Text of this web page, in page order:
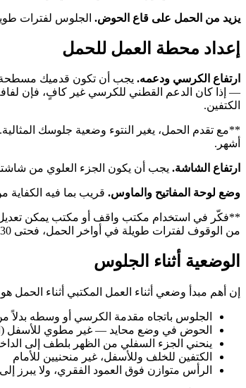
يزيد من الحمل على قاع الحوض. الجلوس لفترات
إعداد محطة العمل للحمل
ارتفاع الكرسي ودعمه.
— إذا كان الدعم القطني للكرسي غير كافٍ، فإن
الكتفين.
**مع تقدم الحمل، يغير النتوء وضعية جلوسك
أشهر.
ارتفاع الشاشة. يجب أن يكون الجزء العلوي من
وضع لوحة المفاتيح والماوس. قريب بما فيه الكفاية
**فكّر في استخدام مكتب واقف أو مكتب يمكن تعديل
من الوقوف لفترات طويلة في أواخر الحمل، فحتى 30 دقيقة من الوقوف مقسمة على مدار اليوم تقلل من عبء الجلوس.
الوضعية أثناء الجلوس
إن أهم مبدأ وضعي أثناء العمل المكتبي أثناء الحمل
الجلوس باتجاه مقدمة الكرسي أو وسطه بدلاً
الحوض في وضع محايد — غير مطوي للأسفل
ينحني الجزء السفلي من الظهر بلطف إلى
الكتفين للخلف وللأسفل، غير منحنيين للأمام
الرأس متوازن فوق العمود الفقري، ولا يبرز إلى